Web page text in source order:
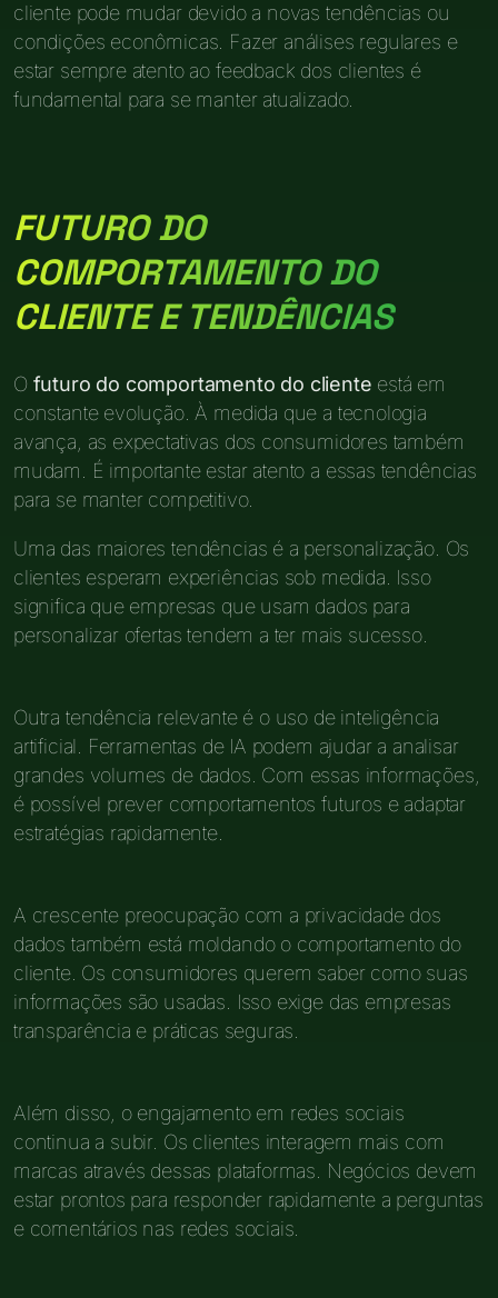
cliente pode mudar devido a novas tendências ou
condições econômicas. Fazer análises regulares e
estar sempre atento ao feedback dos clientes é
fundamental para se manter atualizado.
FUTURO DO
COMPORTAMENTO DO
CLIENTE E TENDÊNCIAS
O futuro do comportamento do cliente está em
constante evolução. À medida que a tecnologia
avança, as expectativas dos consumidores também
mudam. É importante estar atento a essas tendências
para se manter competitivo.
Uma das maiores tendências é a personalização. Os
clientes esperam experiências sob medida. Isso
significa que empresas que usam dados para
personalizar ofertas tendem a ter mais sucesso.
Outra tendência relevante é o uso de inteligência
artificial. Ferramentas de IA podem ajudar a analisar
grandes volumes de dados. Com essas informações,
é possível prever comportamentos futuros e adaptar
estratégias rapidamente.
A crescente preocupação com a privacidade dos
dados também está moldando o comportamento do
cliente. Os consumidores querem saber como suas
informações são usadas. Isso exige das empresas
transparência e práticas seguras.
Além disso, o engajamento em redes sociais
continua a subir. Os clientes interagem mais com
marcas através dessas plataformas. Negócios devem
estar prontos para responder rapidamente a perguntas
e comentários nas redes sociais.